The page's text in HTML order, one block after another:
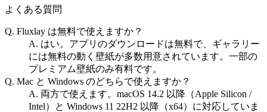
よくある質問
Q. Fluxlay は無料で使えますか？
A. はい。アプリのダウンロードは無料で、ギャラリー
には無料の動く壁紙が多数用意されています。一部の
プレミアム壁紙のみ有料です。
Q. Mac と Windows のどちらで使えますか？
A. 両方で使えます。macOS 14.2 以降（Apple Silicon /
Intel）と Windows 11 22H2 以降（x64）に対応していま